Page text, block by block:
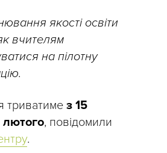
якості освіти
вчителям
на пілотну
триватиме з 15
лютого, повідомили
.